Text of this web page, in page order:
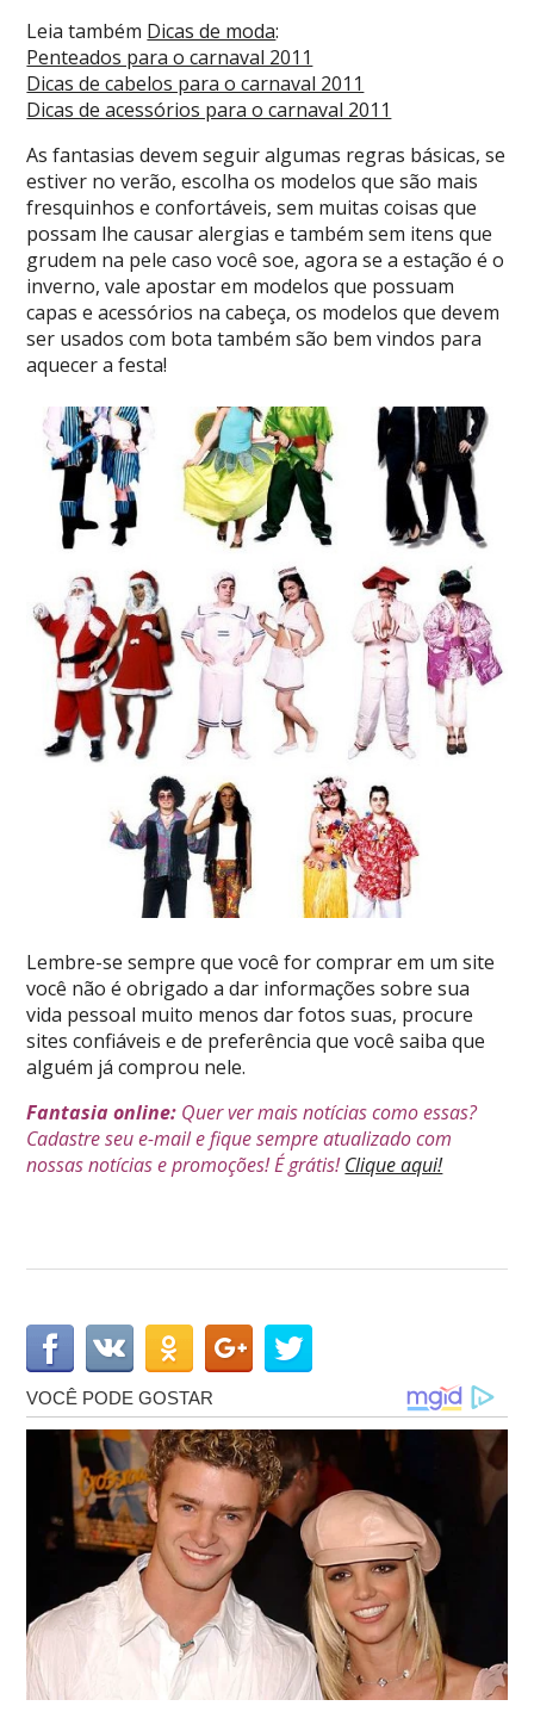
Leia também Dicas de moda:
Penteados para o carnaval 2011
Dicas de cabelos para o carnaval 2011
Dicas de acessórios para o carnaval 2011
As fantasias devem seguir algumas regras básicas, se
estiver no verão, escolha os modelos que são mais
fresquinhos e confortáveis, sem muitas coisas que
possam lhe causar alergias e também sem itens que
grudem na pele caso você soe, agora se a estação é o
inverno, vale apostar em modelos que possuam
capas e acessórios na cabeça, os modelos que devem
ser usados com bota também são bem vindos para
aquecer a festa!
Lembre-se sempre que você for comprar em um site
você não é obrigado a dar informações sobre sua
vida pessoal muito menos dar fotos suas, procure
sites confiáveis e de preferência que você saiba que
alguém já comprou nele.
Fantasia online: Quer ver mais notícias como essas?
Cadastre seu e-mail e fique sempre atualizado com
nossas notícias e promoções! É grátis!Clique aqui!